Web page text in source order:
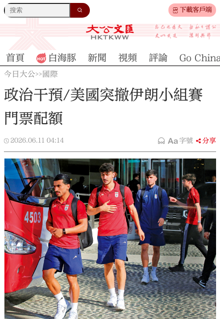
下載客戶端
大公文匯
首頁 白海豚 新聞 視頻 評論 Go
今日大公>> 國際
政治干預/美國突撤伊朗小組賽
門票配額
2026.06.11 04:14 字號 分享